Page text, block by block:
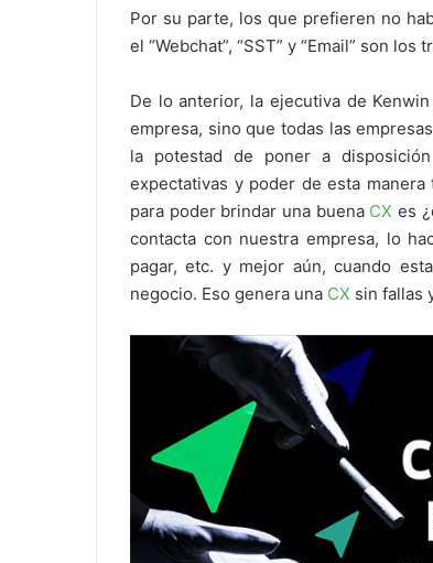
Por su parte, los que prefieren no
el “Webchat”, “SST” y “Email” son
De lo anterior, la ejecutiva de
empresa, sino que todas las
la potestad de poner a
expectativas y poder de esta
para poder brindar una buena CX es
contacta con nuestra empresa, lo
pagar, etc. y mejor aún, cuando
negocio. Eso genera una CX sin fallas